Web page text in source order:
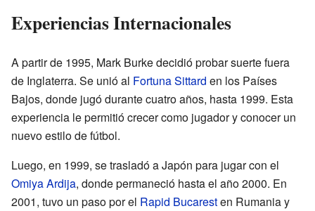
Experiencias Internacionales
A partir de 1995, Mark Burke decidió probar suerte fuera
de Inglaterra. Se unió al Fortuna Sittard en los Países
Bajos, donde jugó durante cuatro años, hasta 1999. Esta
experiencia le permitió crecer como jugador y conocer un
nuevo estilo de fútbol.
Luego, en 1999, se trasladó a Japón para jugar con el
Omiya Ardija, donde permaneció hasta el año 2000. En
2001, tuvo un paso por el Rapid Bucaresten Rumania y